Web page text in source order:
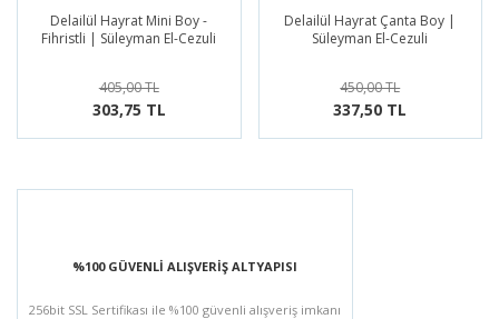
Delailül Hayrat Mini Boy -
Fihristli | Süleyman El-Cezuli
405,00 TL
303,75 TL
Delailül Hayrat Çanta Boy |
Süleyman El-Cezuli
450,00 TL
337,50 TL
%100 GÜVENLİ ALIŞVERİŞ ALTYAPISI
256bit SSL Sertifikası ile %100 güvenli alışveriş imkanı